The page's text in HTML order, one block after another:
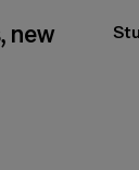
new